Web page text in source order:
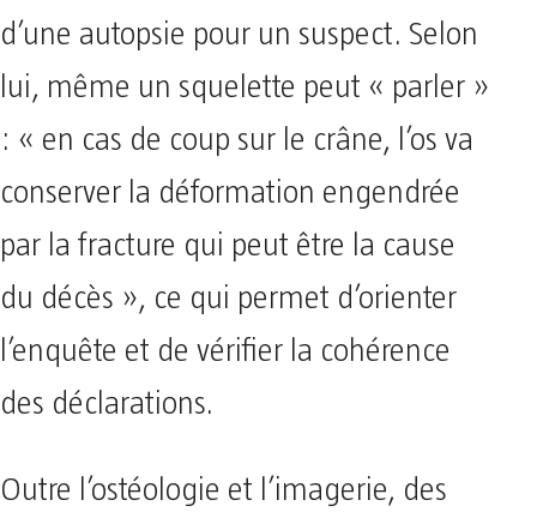
d’une autopsie pour un suspect. Selon
lui, même un squelette peut « parler »
: « en cas de coup sur le crâne, l’os va
conserver la déformation engendrée
par la fracture qui peut être la cause
du décès », ce qui permet d’orienter
l’enquête et de vérifier la cohérence
des déclarations.
Outre l’ostéologie et l’imagerie, des